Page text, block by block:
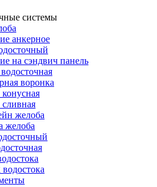
системы
анкерное
на сэндвич панель
воронка
желоба
желоба